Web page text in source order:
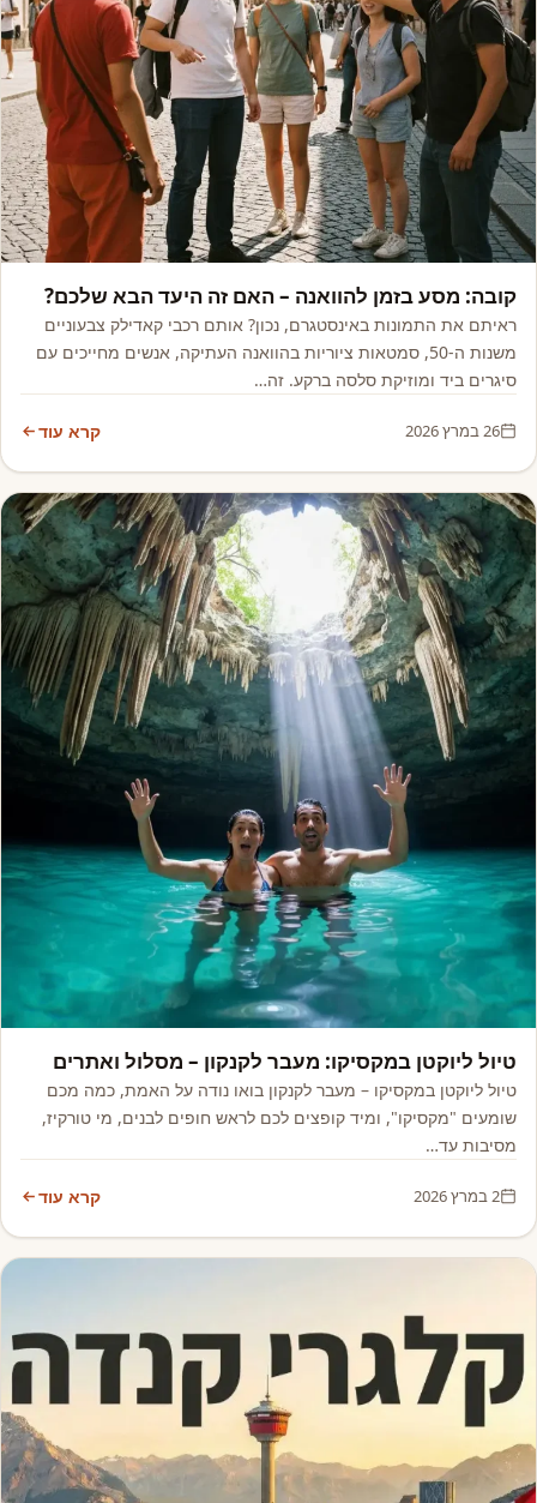
קובה: מסע בזמן להוואנה – האם זה היעד הבא שלכם?
ראיתם את התמונות באינסטגרם, נכון? אותם רכבי קאדילק צבעוניים
משנות ה-50, סמטאות ציוריות בהוואנה העתיקה, אנשים מחייכים עם
סיגרים ביד ומוזיקת סלסה ברקע. זה…
26 במרץ 2026 קרא עוד
טיול ליוקטן במקסיקו: מעבר לקנקון – מסלול ואתרים
טיול ליוקטן במקסיקו – מעבר לקנקון בואו נודה על האמת, כמה מכם
שומעים "מקסיקו", ומיד קופצים לכם לראש חופים לבנים, מי טורקיז,
מסיבות עד…
2 במרץ 2026 קרא עוד